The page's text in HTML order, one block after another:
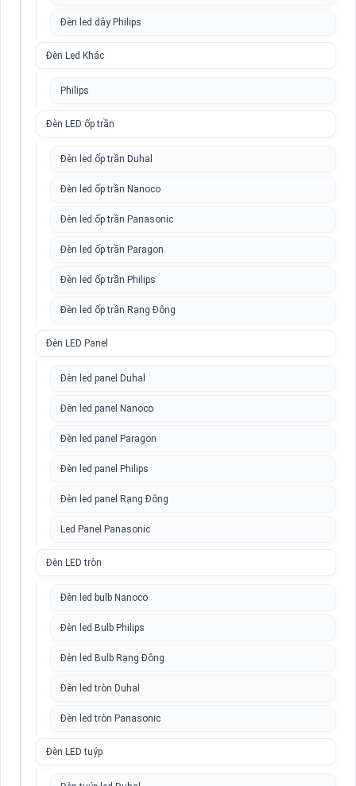
Đèn led dây Philips
Đèn Led Khác
Philips
Đèn LED ốp trần
Đèn led ốp trần Duhal
Đèn led ốp trần Nanoco
Đèn led ốp trần Panasonic
Đèn led ốp trần Paragon
Đèn led ốp trần Philips
Đèn led ốp trần Rạng Đông
Đèn LED Panel
Đèn led panel Duhal
Đèn led panel Nanoco
Đèn led panel Paragon
Đèn led panel Philips
Đèn led panel Rạng Đông
Led Panel Panasonic
Đèn LED tròn
Đèn led bulb Nanoco
Đèn led Bulb Philips
Đèn led Bulb Rạng Đông
Đèn led tròn Duhal
Đèn led tròn Panasonic
Đèn LED tuýp